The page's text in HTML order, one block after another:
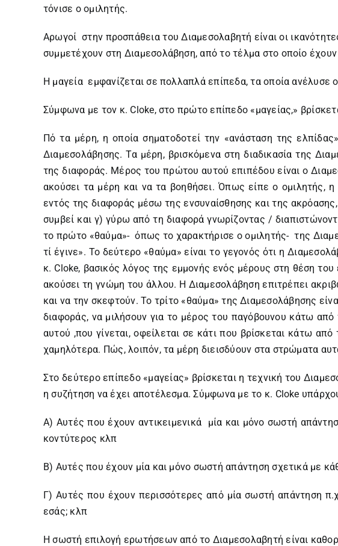
τόνισε ο ομιλητής.
Αρωγοί στην προσπάθεια του Διαμεσολαβητή είναι οι
συμμετέχουν στη Διαμεσολάβηση, από το τέλμα στο οποίο έχουν
Η μαγεία εμφανίζεται σε πολλαπλά επίπεδα, τα οποία ανέλυσε
Σύμφωνα με τον κ. Cloke, στο πρώτο επίπεδο «μαγείας,»
Πό τα μέρη, η οποία σηματοδοτεί την «ανάσταση της
Διαμεσολάβησης. Τα μέρη, βρισκόμενα στη διαδικασία της
της διαφοράς. Μέρος του πρώτου αυτού επιπέδου είναι ο
ακούσει τα μέρη και να τα βοηθήσει. Όπως είπε ο ομιλητής,
εντός της διαφοράς μέσω της ενσυναίσθησης και της
συμβεί και γ) γύρω από τη διαφορά γνωρίζοντας /
το πρώτο «θαύμα»- όπως το χαρακτήρισε ο ομιλητής- της
τί έγινε». Το δεύτερο «θαύμα» είναι το γεγονός ότι η
κ. Cloke, βασικός λόγος της εμμονής ενός μέρους στη θέση του
ακούσει τη γνώμη του άλλου. Η Διαμεσολάβηση επιτρέπει
και να την σκεφτούν. Το τρίτο «θαύμα» της Διαμεσολάβησης
διαφοράς, να μιλήσουν για το μέρος του παγόβουνου κάτω από
αυτού ,που γίνεται, οφείλεται σε κάτι που βρίσκεται κάτω
χαμηλότερα. Πώς, λοιπόν, τα μέρη διεισδύουν στα στρώματα
Στο δεύτερο επίπεδο «μαγείας» βρίσκεται η τεχνική του
η συζήτηση να έχει αποτέλεσμα. Σύμφωνα με το κ. Cloke
Α) Αυτές που έχουν αντικειμενικά μία και μόνο σωστή
κοντύτερος κλπ
Β) Αυτές που έχουν μία και μόνο σωστή απάντηση σχετικά με
Γ) Αυτές που έχουν περισσότερες από μία σωστή απάντηση
εσάς; κλπ
Η σωστή επιλογή ερωτήσεων από το Διαμεσολαβητή είναι